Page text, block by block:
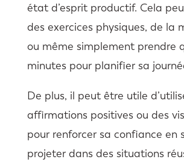
état d’esprit productif. Cela
des exercices physiques, de la
ou même simplement prendre
minutes pour planifier sa
De plus, il peut être utile
affirmations positives ou des
pour renforcer sa confiance en
projeter dans des situations